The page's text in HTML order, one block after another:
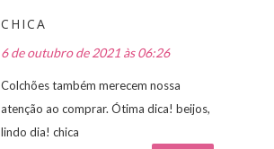
CHICA
6 de outubro de 2021 às 06:26
Colchões também merecem nossa
atenção ao comprar. Ótima dica! beijos,
lindo dia! chica